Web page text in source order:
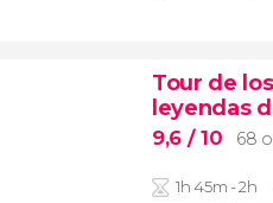
Tour de
leyendas
9,6 / 10 68
1h 45m - 2h